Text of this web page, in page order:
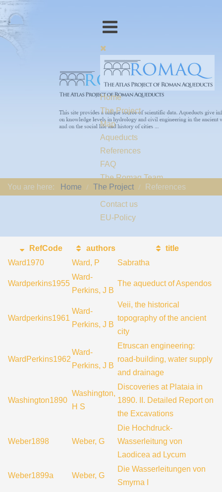
Home
The Project
Map
Aqueducts
References
FAQ
The Romaq Team
Links
Contact us
EU-Policy
You are here: Home The Project References
RefCode authors
title
Ward1970
Ward, P Sabratha
Wardperkins1955
Ward-
Perkins, J B
The aqueduct of Aspendos
Wardperkins1961
Ward-
Perkins, J B
Veii, the historical
topography of the ancient
city
WardPerkins1962
Ward-
Perkins, J B
Etruscan engineering:
road-building, water supply
and drainage
Washington1890
Washington,
H S
Discoveries at Plataia in
1890. II. Detailed Report on
the Excavations
Weber1898 Weber, G
Die Hochdruck-
Wasserleitung von
Laodicea ad Lycum
Weber1899a Weber, G
Die Wasserleitungen von
Smyrna I